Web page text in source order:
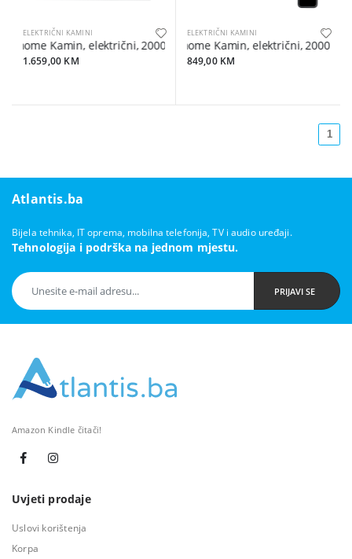
ELEKTRIČNI KAMINI
home Kamin, električni, 2000W, LED svjetlost, ventilator - FKK 18
1.659,00 KM
ELEKTRIČNI KAMINI
home Kamin, električni, 2000W,
849,00 KM
1
Atlantis.ba
Bijela tehnika, IT oprema, mobilna telefonija, TV i audio uređaji.
Tehnologija i podrška na jednom mjestu.
PRIJAVI SE
Amazon Kindle čitači!
Uvjeti prodaje
Uslovi korištenja
Korpa